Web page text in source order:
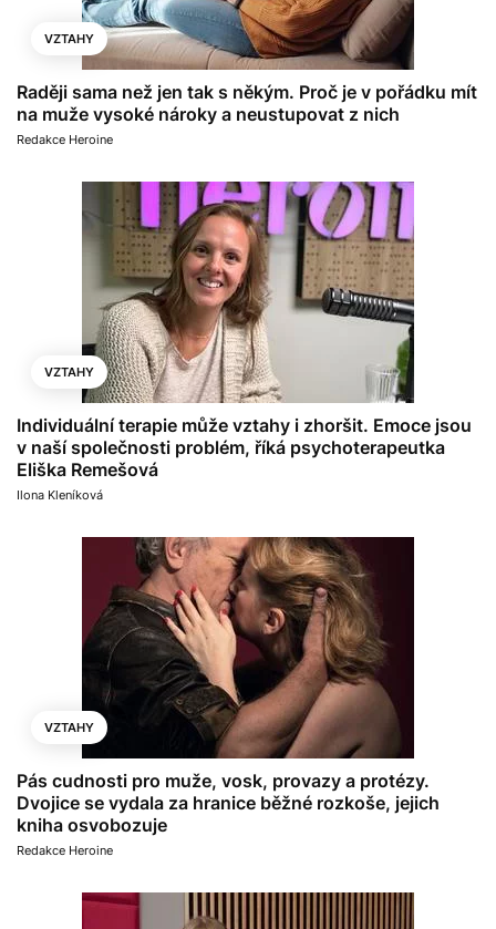
VZTAHY
Raději sama než jen tak s někým. Proč je v pořádku mít
na muže vysoké nároky a neustupovat z nich
Redakce Heroine
VZTAHY
Individuální terapie může vztahy i zhoršit. Emoce jsou
v naší společnosti problém, říká psychoterapeutka
Eliška Remešová
Ilona Kleníková
VZTAHY
Pás cudnosti pro muže, vosk, provazy a protézy.
Dvojice se vydala za hranice běžné rozkoše, jejich
kniha osvobozuje
Redakce Heroine